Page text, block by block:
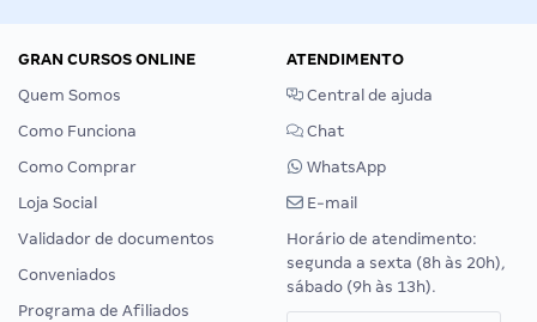
GRAN CURSOS ONLINE
Quem Somos
Como Funciona
Como Comprar
Loja Social
Validador de documentos
Conveniados
Programa de Afiliados
ATENDIMENTO
Central de ajuda
Chat
WhatsApp
E-mail
Horário de atendimento:
segunda a sexta (8h às 20h),
sábado (9h às 13h).